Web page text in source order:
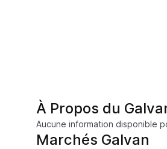
À Propos du
Aucune information disponible
Marchés Galvan